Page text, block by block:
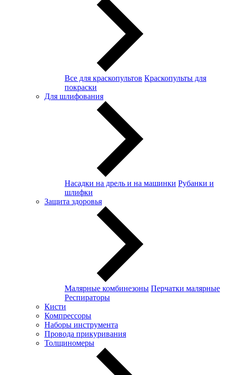
Все для краскопультов Краскопульты для
покраски
Для шлифования
Насадки на дрель и на машинки Рубанки и
шлифки
Защита здоровья
Малярные комбинезоны Перчатки малярные
Респираторы
Кисти
Компрессоры
Наборы инструмента
Провода прикуривания
Толщиномеры